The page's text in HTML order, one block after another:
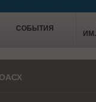
СОБЫТИЯ